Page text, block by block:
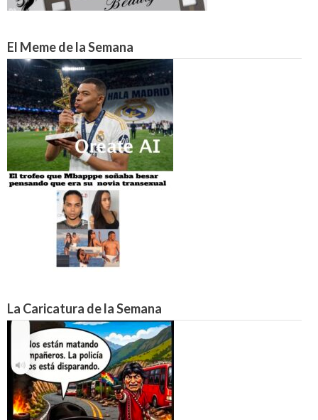
El Meme de la Semana
La Caricatura de la Semana